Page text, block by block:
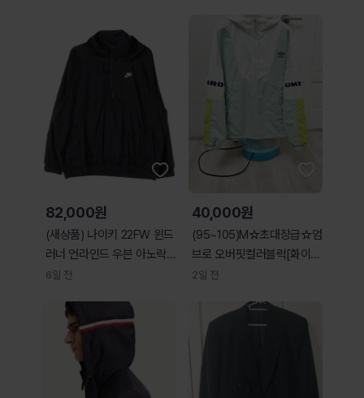
82,000원
(새상품) 나이키 22FW 윈드
러너 언라인드 우븐 아노락
풀오버 바람막이 탑
6일 전
40,000원
(95~105)M☆초대장급☆엄
브로 오버핏컬러블럭[화이트
민트]아노락바람막이
2일 전